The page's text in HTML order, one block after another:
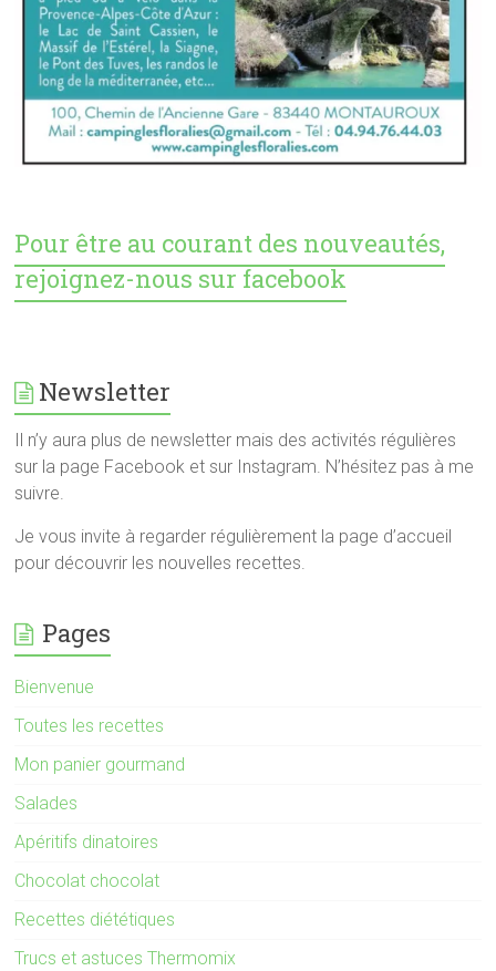
Pour être au courant des nouveautés,
rejoignez-nous sur facebook
Newsletter
Il n’y aura plus de newsletter mais des activités régulières
sur la page Facebook et sur Instagram. N’hésitez pas à me
suivre.
Je vous invite à regarder régulièrement la page d’accueil
pour découvrir les nouvelles recettes.
Pages
Bienvenue
Toutes les recettes
Mon panier gourmand
Salades
Apéritifs dinatoires
Chocolat chocolat
Recettes diététiques
Trucs et astuces Thermomix